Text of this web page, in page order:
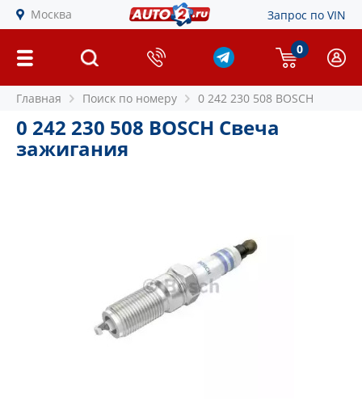
Москва Запрос по VIN
0
Главная Поиск по номеру 0 242 230 508 BOSCH
0 242 230 508 BOSCH Свеча
зажигания